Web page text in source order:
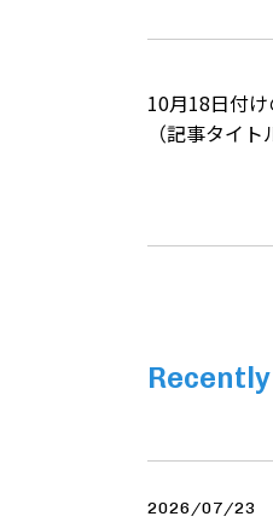
10月18日付け
（記事タイ
Recently
2026/07/23